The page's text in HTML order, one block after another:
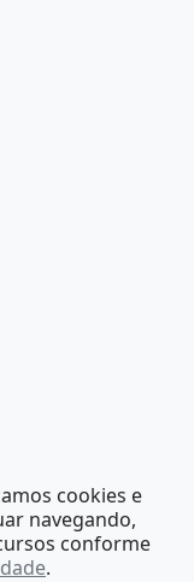
cookies e
navegando,
conforme
.